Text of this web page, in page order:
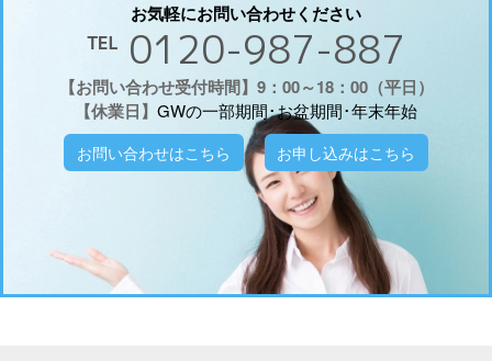
お気軽にお問い合わせください
℡ 0120-987-887
【お問い合わせ受付時間】9：00～18：00（平日）
【休業日】 GWの一部期間･お盆期間･年末年始
お問い合わせはこちら お申し込みはこちら